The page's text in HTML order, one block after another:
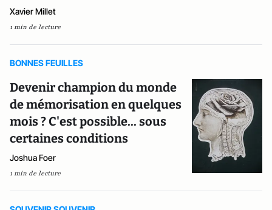
Xavier Millet
1 min de lecture
BONNES FEUILLES
Devenir champion du monde
de mémorisation en quelques
mois ? C'est possible... sous
certaines conditions
Joshua Foer
1 min de lecture